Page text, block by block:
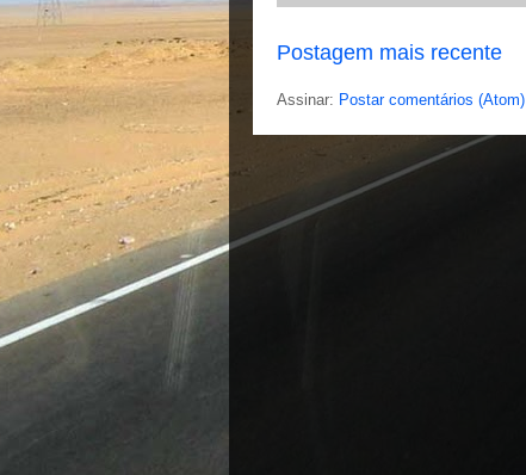
Postagem mais recente
Assinar: Postar comentários (Atom)